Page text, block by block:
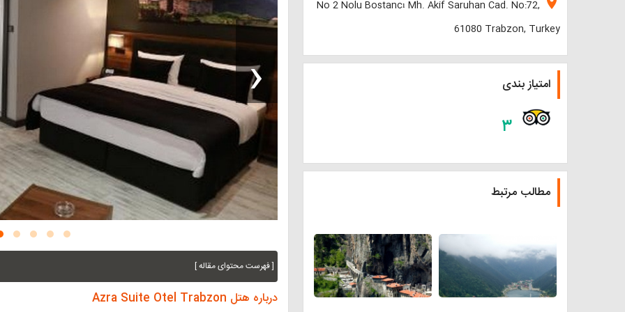
‹
[ فهرست محتوای مقاله ]
درباره هتل Azra Suite Otel Trabzon
No 2 Nolu Bostancı Mh. Akif Saruhan Cad. No:72,
61080 Trabzon, Turkey
امتیاز بندی
۳
مطالب مرتبط